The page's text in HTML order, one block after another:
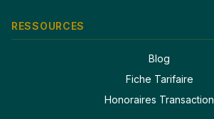
RESSOURCES
Blog
Fiche Tarifaire
Honoraires Transaction